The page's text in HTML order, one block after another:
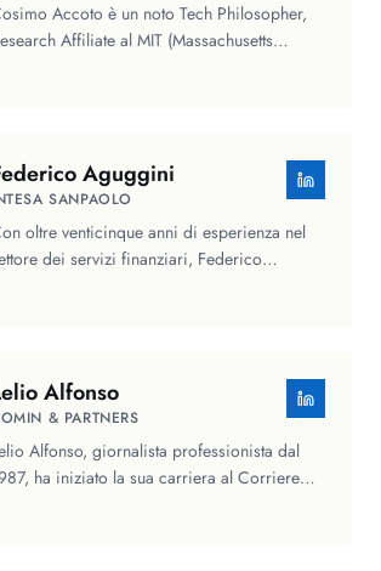
Accoto è un noto Tech Philosopher,
Affiliate al MIT (Massachusetts
Aguggini
SANPAOLO
oltre venticinque anni di esperienza nel
dei servizi finanziari, Federico
Alfonso
& PARTNERS
Alfonso, giornalista professionista dal
ha iniziato la sua carriera al Corriere